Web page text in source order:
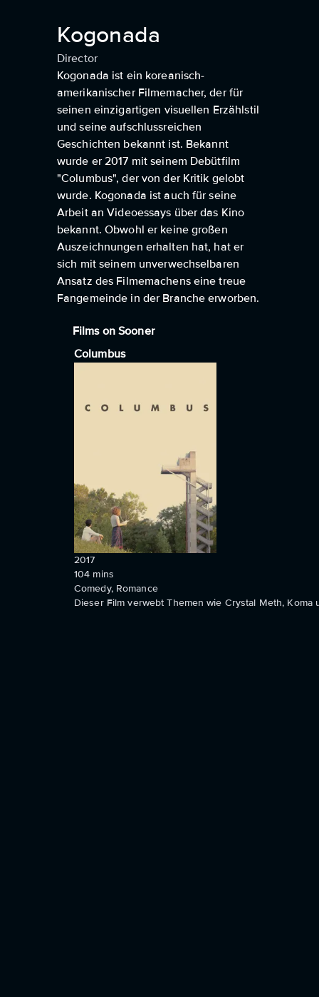
Kogonada
Director
Kogonada ist ein koreanisch-
amerikanischer Filmemacher, der für
seinen einzigartigen visuellen Erzählstil
und seine aufschlussreichen
Geschichten bekannt ist. Bekannt
wurde er 2017 mit seinem Debütfilm
"Columbus", der von der Kritik gelobt
wurde. Kogonada ist auch für seine
Arbeit an Videoessays über das Kino
bekannt. Obwohl er keine großen
Auszeichnungen erhalten hat, hat er
sich mit seinem unverwechselbaren
Ansatz des Filmemachens eine treue
Fangemeinde in der Branche erworben.
Films on Sooner
Columbus
2017
104 mins
Comedy, Romance
Dieser Film verwebt Themen wie Crystal Meth,